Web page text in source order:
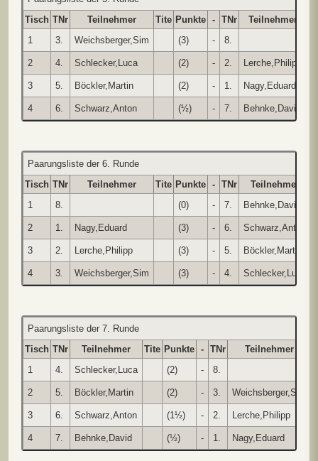
Tisch TNr Teilnehmer Tite Punkte - TNr Teilnehmer
1
3. Weichsberger,Sim (3) - 8.
2 4. Schlecker,Luca (2) - 2. Lerche,Philipp
3 5. Böckler,Martin (2) - 1. Nagy,Eduard
4 6. Schwarz,Anton (½) - 7. Behnke,David
Paarungsliste der 6. Runde
Tisch TNr Teilnehmer Tite Punkte - TNr Teilnehmer
1
8. (0) - 7. Behnke,David
2 1. Nagy,Eduard (3) - 6. Schwarz,Anton
3 2. Lerche,Philipp (3) - 5. Böckler,Martin
4 3. Weichsberger,Sim (3) - 4. Schlecker,Luca
Paarungsliste der 7. Runde
Tisch TNr Teilnehmer Tite Punkte - TNr Teilnehmer
1
4. Schlecker,Luca (2) - 8.
2 5. Böckler,Martin (2) - 3. Weichsberger,Sim
3 6. Schwarz,Anton (1½) - 2. Lerche,Philipp
4 7. Behnke,David (½) - 1. Nagy,Eduard